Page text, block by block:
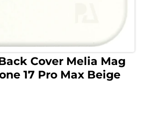
Cover Melia Mag
17 Pro Max Beige